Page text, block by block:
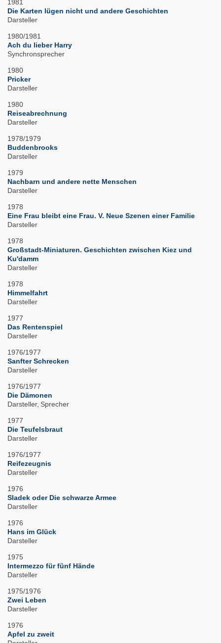
1981
Die Karten lügen nicht und andere Geschichten
Darsteller
1980/1981
Ach du lieber Harry
Synchronsprecher
1980
Pricker
Darsteller
1980
Reiseabrechnung
Darsteller
1978/1979
Buddenbrooks
Darsteller
1979
Nachbarn und andere nette Menschen
Darsteller
1978
Eine Frau bleibt eine Frau. V. Neue Szenen einer Familie
Darsteller
1978
Großstadt-Miniaturen. Geschichten zwischen Kiez und
Ku'damm
Darsteller
1978
Himmelfahrt
Darsteller
1977
Das Rentenspiel
Darsteller
1976/1977
Sanfter Schrecken
Darsteller
1976/1977
Die Dämonen
Darsteller Sprecher
1977
Die Teufelsbraut
Darsteller
1976/1977
Reifezeugnis
Darsteller
1976
Sladek oder Die schwarze Armee
Darsteller
1976
Hans im Glück
Darsteller
1975
Intermezzo für fünf Hände
Darsteller
1975/1976
Zwei Leben
Darsteller
1976
Apfel zu zweit